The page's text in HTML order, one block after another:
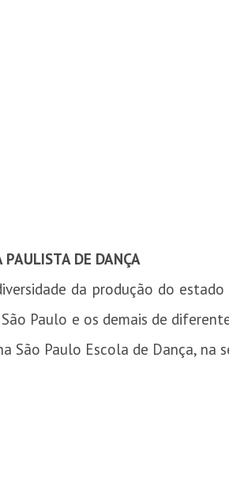
PAULISTA DE DANÇA
da produção do
Paulo e os demais de
São Paulo Escola de Dança, na